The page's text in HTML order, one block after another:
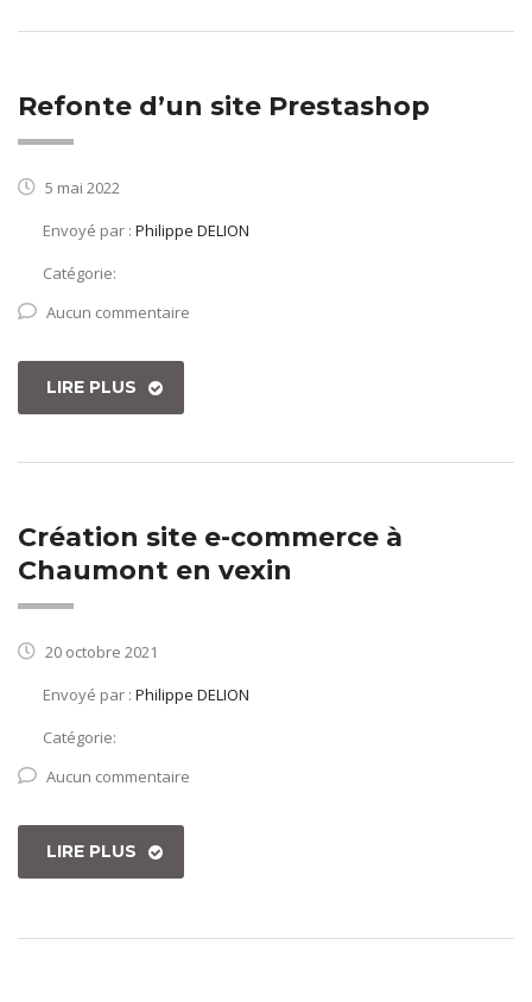
Refonte d’un site Prestashop
5 mai 2022
Envoyé par : Philippe DELION
Catégorie:
Aucun commentaire
LIRE PLUS
Création site e-commerce à
Chaumont en vexin
20 octobre 2021
Envoyé par : Philippe DELION
Catégorie:
Aucun commentaire
LIRE PLUS